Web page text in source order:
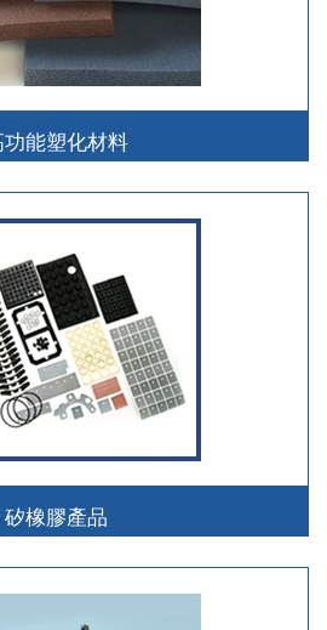
功能塑化材料
矽橡膠產品